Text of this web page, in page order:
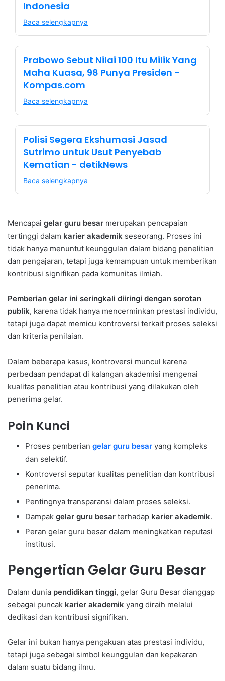
Indonesia
Baca selengkapnya
Prabowo Sebut Nilai 100 Itu Milik Yang
Maha Kuasa, 98 Punya Presiden -
Kompas.com
Baca selengkapnya
Polisi Segera Ekshumasi Jasad
Sutrimo untuk Usut Penyebab
Kematian - detikNews
Baca selengkapnya
Mencapai gelar guru besar merupakan pencapaian
tertinggi dalam karier akademik seseorang. Proses ini
tidak hanya menuntut keunggulan dalam bidang penelitian
dan pengajaran, tetapi juga kemampuan untuk memberikan
kontribusi signifikan pada komunitas ilmiah.
Pemberian gelar ini seringkali diiringi dengan sorotan
publik, karena tidak hanya mencerminkan prestasi individu,
tetapi juga dapat memicu kontroversi terkait proses seleksi
dan kriteria penilaian.
Dalam beberapa kasus, kontroversi muncul karena
perbedaan pendapat di kalangan akademisi mengenai
kualitas penelitian atau kontribusi yang dilakukan oleh
penerima gelar.
Poin Kunci
Proses pemberian gelar guru besar yang kompleks
dan selektif.
Kontroversi seputar kualitas penelitian dan kontribusi
penerima.
Pentingnya transparansi dalam proses seleksi.
Dampak gelar guru besar terhadap karier akademik.
Peran gelar guru besar dalam meningkatkan reputasi
institusi.
Pengertian Gelar Guru Besar
Dalam dunia pendidikan tinggi, gelar Guru Besar dianggap
sebagai puncak karier akademik yang diraih melalui
dedikasi dan kontribusi signifikan.
Gelar ini bukan hanya pengakuan atas prestasi individu,
tetapi juga sebagai simbol keunggulan dan kepakaran
dalam suatu bidang ilmu.